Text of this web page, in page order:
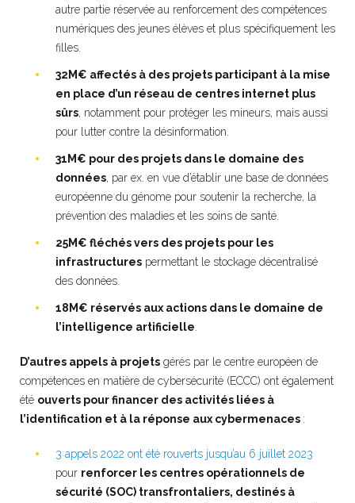
autre partie réservée au renforcement des compétences
numériques des jeunes élèves et plus spécifiquement les
filles.
32M€ affectés à des projets participant à la mise
en place d’un réseau de centres internet plus
sûrs, notamment pour protéger les mineurs, mais aussi
pour lutter contre la désinformation.
31M€ pour des projets dans le domaine des
données, par ex. en vue d’établir une base de données
européenne du génome pour soutenir la recherche, la
prévention des maladies et les soins de santé.
25M€ fléchés vers des projets pour les
infrastructures permettant le stockage décentralisé
des données.
18M€ réservés aux actions dans le domaine de
l’intelligence artificielle
D’autres appels à projets gérés par le centre européen de
compétences en matière de cybersécurité (ECCC) ont également
été ouverts pour financer des activités liées à
l’identification et à la réponse aux cybermenaces :
3 appels 2022 ont été rouverts jusqu’au 6 juillet 2023
pour renforcer les centres opérationnels de
sécurité (SOC) transfrontaliers, destinés à